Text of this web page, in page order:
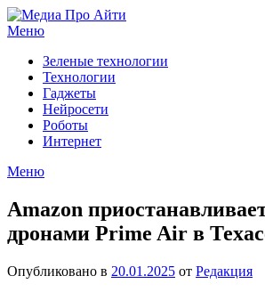
Перейти
к
Меню
Зеленые технологии
Технологии
Гаджеты
Нейросети
Роботы
Интернет
Меню
Amazon
дронами Prime Air в
Опубликовано в 20.01.2025 от Редакция